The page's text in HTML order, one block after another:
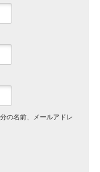
の名前、メールアドレ